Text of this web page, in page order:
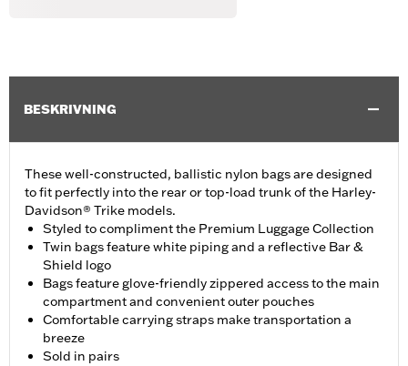
BESKRIVNING
These well-constructed, ballistic nylon bags are designed
to fit perfectly into the rear or top-load trunk of the Harley-
Davidson® Trike models.
Styled to compliment the Premium Luggage Collection
Twin bags feature white piping and a reflective Bar &
Shield logo
Bags feature glove-friendly zippered access to the main
compartment and convenient outer pouches
Comfortable carrying straps make transportation a
breeze
Sold in pairs